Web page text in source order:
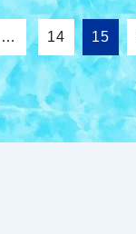
… 14 15